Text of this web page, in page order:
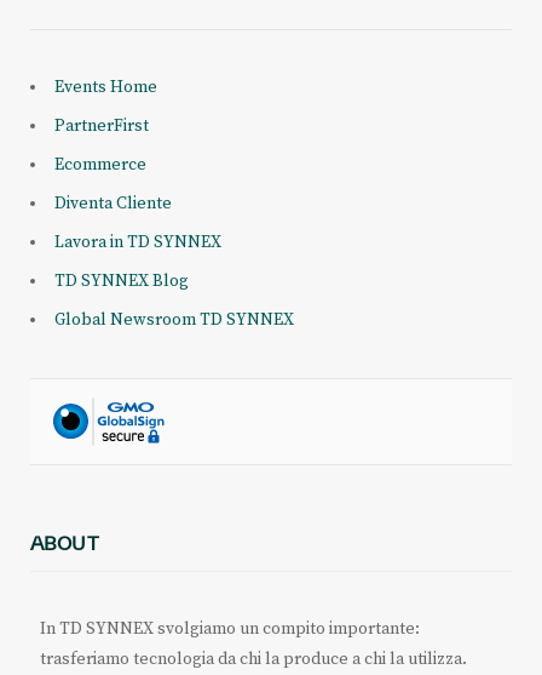
Events Home
PartnerFirst
Ecommerce
Diventa Cliente
Lavora in TD SYNNEX
TD SYNNEX Blog
Global Newsroom TD SYNNEX
ABOUT
In TD SYNNEX svolgiamo un compito importante:
trasferiamo tecnologia da chi la produce a chi la utilizza.